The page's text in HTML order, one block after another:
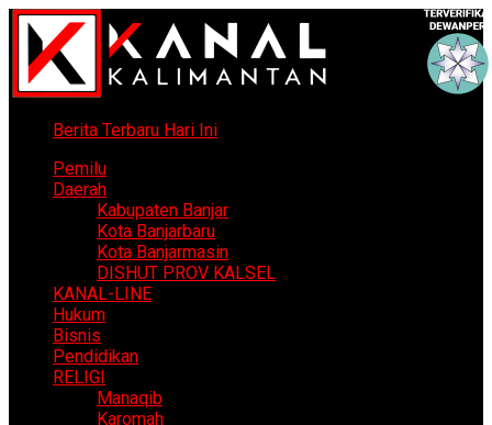
Berita Terbaru Hari Ini
Pemilu
Daerah
Kabupaten Banjar
Kota Banjarbaru
Kota Banjarmasin
DISHUT PROV KALSEL
KANAL-LINE
Hukum
Bisnis
Pendidikan
RELIGI
Manaqib
Karomah